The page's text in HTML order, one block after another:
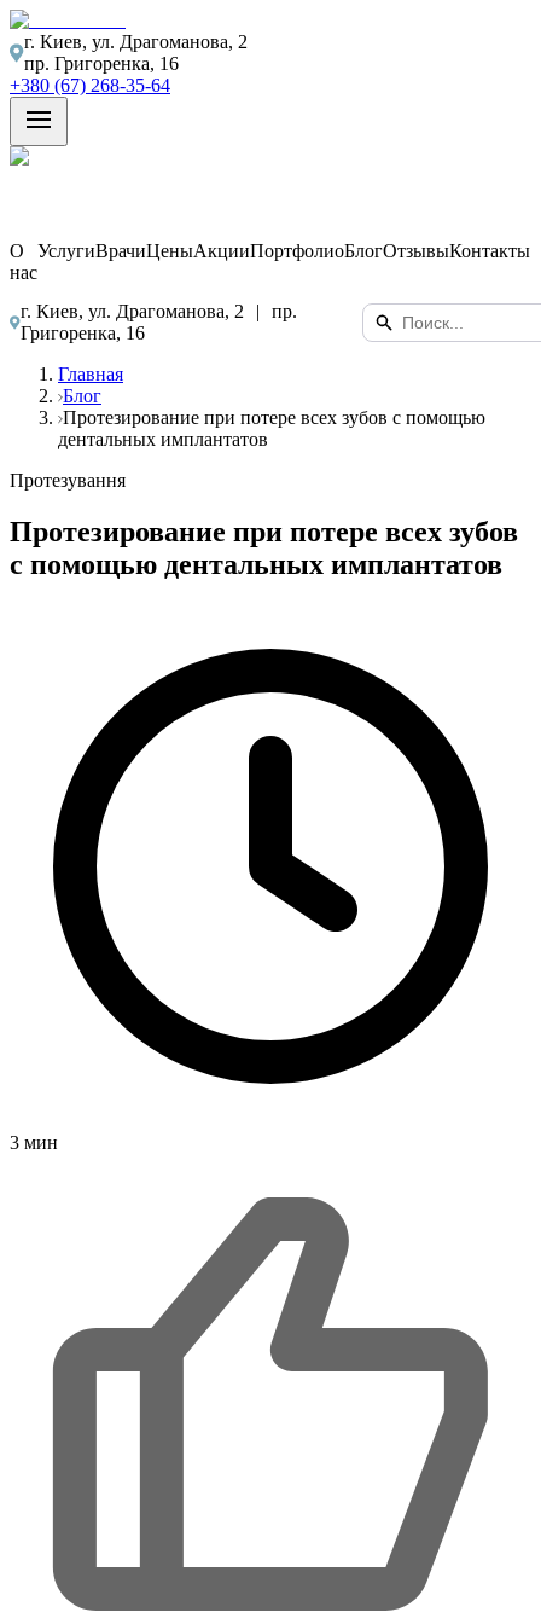
г. Киев, ул. Драгоманова, 2
пр. Григоренка, 16
+380 (67) 268-35-64
О
нас
УслугиВрачиЦеныАкцииПортфолиоБлогОтзывыКонтакты
г. Киев, ул. Драгоманова, 2 |
пр.
Григоренка, 16
Главная
Блог
Протезирование при потере всех зубов с помощью
дентальных имплантатов
Протезування
Протезирование при потере всех зубов
с помощью дентальных имплантатов
3 мин